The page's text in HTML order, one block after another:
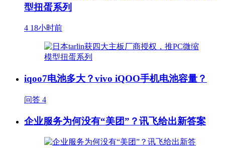
型扭蛋系列
4 18小时前
iqoo7电池多大？vivo iQOO手机电池容量？
问答 4
企业服务为何没有“美团”？讯飞给出新答案